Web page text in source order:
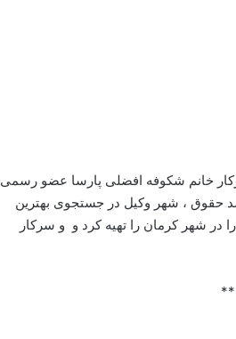
خانم شکوفه افضلی پارسا عضو رسمی
حقوق ، شهر وکیل در جستجوی بهترین
در شهر کرمان را تهیه کرد و و سرکار